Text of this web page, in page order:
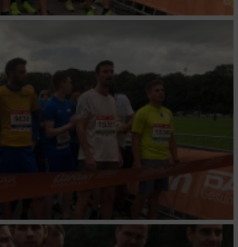
Daten zur Auswahl
personalisierte
zur Auswahl
Personalisierung